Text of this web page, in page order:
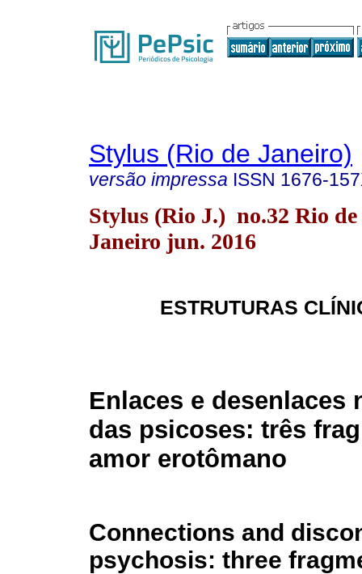
Stylus (Rio de Janeiro)
versão impressa ISSN 1676-
Stylus (Rio J.) no.32 Rio de
Janeiro jun. 2016
ESTRUTURAS
Enlaces e desenlaces
das psicoses: três
amor erotômano
Connections and
psychosis: three